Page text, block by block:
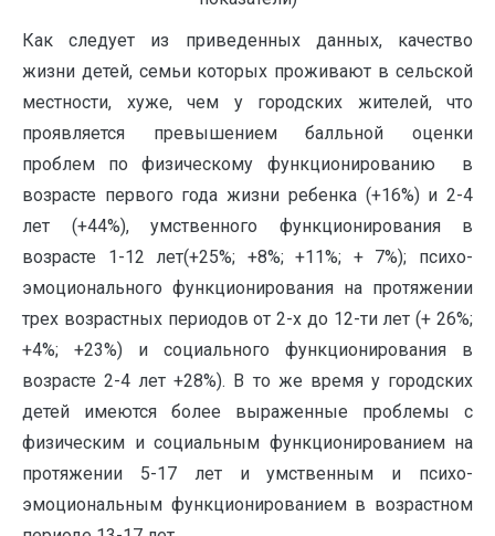
Как следует из приведенных данных, качество
жизни детей, семьи которых проживают в сельской
местности, хуже, чем у городских жителей, что
проявляется превышением балльной оценки
проблем по физическому функционированию в
возрасте первого года жизни ребенка (+16%) и 2-4
лет (+44%), умственного функционирования в
возрасте 1-12 лет(+25%; +8%; +11%; + 7%); психо-
эмоционального функционирования на протяжении
трех возрастных периодов от 2-х до 12-ти лет (+ 26%;
+4%; +23%) и социального функционирования в
возрасте 2-4 лет +28%). В то же время у городских
детей имеются более выраженные проблемы с
физическим и социальным функционированием на
протяжении 5-17 лет и умственным и психо-
эмоциональным функционированием в возрастном